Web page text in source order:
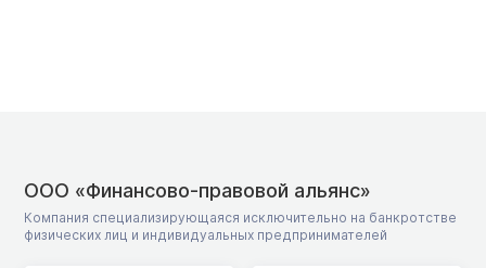
ООО «Финансово-правовой альянс»
Компания специализирующаяся исключительно на банкротстве
физических лиц и индивидуальных предпринимателей